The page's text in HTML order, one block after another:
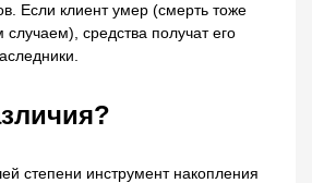
Если клиент умер (смерть тоже
случаем), средства получат его
степени инструмент накопления